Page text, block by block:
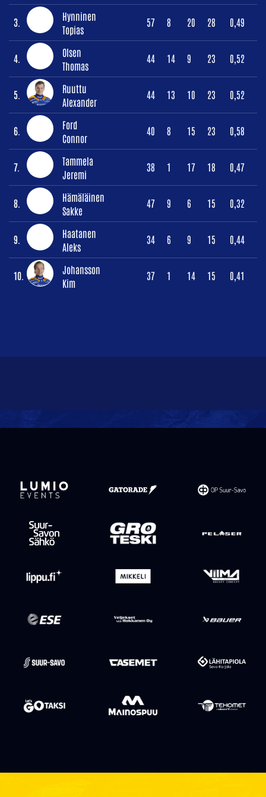
3.
Hynninen
Topias
57 8 20 28 0,49
4.
Olsen
Thomas
44 14 9 23 0,52
5.
Ruuttu
Alexander
44 13 10 23 0,52
6.
Ford
Connor
40 8 15 23 0,58
7.
Tammela
Jeremi
38 1 17 18 0,47
8.
Hämäläinen
Sakke
47 9 6 15 0,32
9.
Haatanen
Aleks
34 6 9 15 0,44
10.
Johansson
Kim
37 1 14 15 0,41